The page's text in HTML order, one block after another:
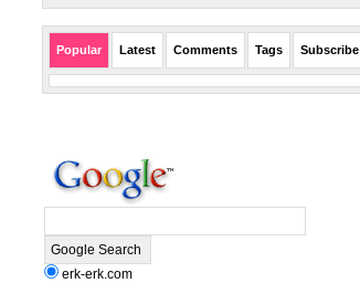
Popular Latest Comments Tags Subscribe
erk-erk.com